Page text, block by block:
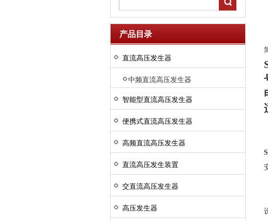
产品目录
直流高压发生器
中频直流高压发生器
智能型直流高压发生器
便携式直流高压发生器
高频直流高压发生器
直流高压发生装置
交直流高压发生器
高压发生器